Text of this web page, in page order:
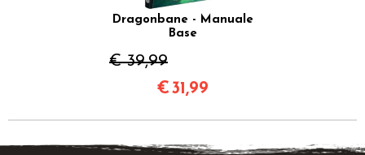
Dragonbane - Manuale
Base
€ 39,99
€31,99